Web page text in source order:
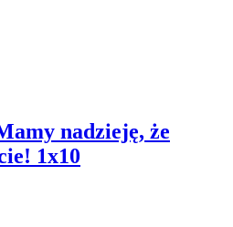
nadzieję, że
1x10